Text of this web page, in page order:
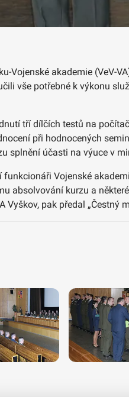
Vojenské akademie
vše potřebné k výkonu
tří dílčích testů na
při hodnocených
splnění účasti na výuce v
Vojenské
absolvování kurzu a
pak předal „Čestný